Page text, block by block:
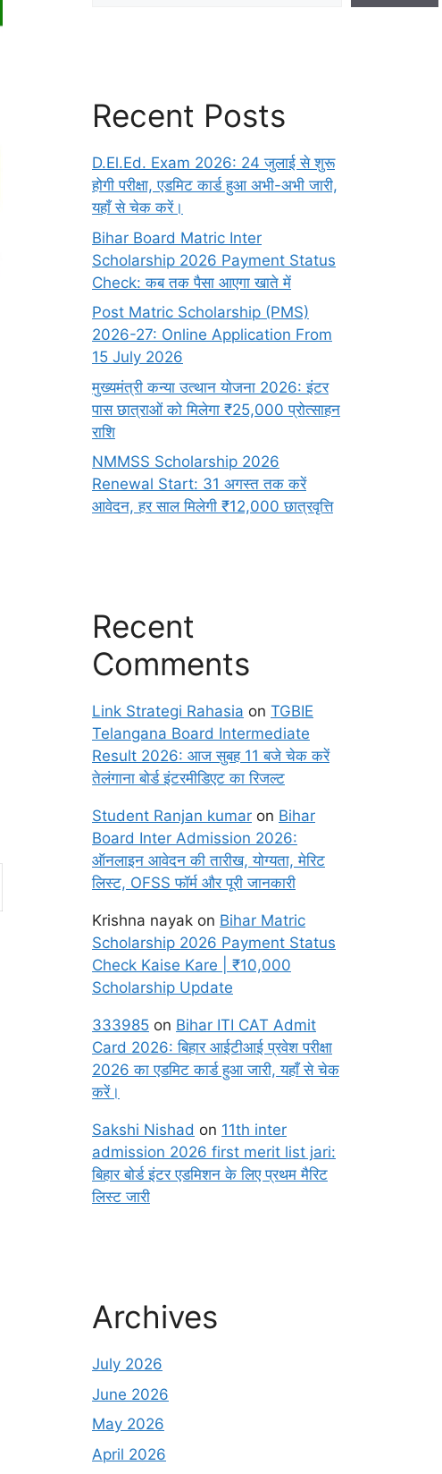
Recent Posts
D.El.Ed. Exam 2026: 24 जुलाई से शुरू
होगी परीक्षा, एडमिट कार्ड हुआ अभी-अभी जारी,
यहाँ से चेक करें।
Bihar Board Matric Inter
Scholarship 2026 Payment Status
Check: कब तक पैसा आएगा खाते में
Post Matric Scholarship (PMS)
2026-27: Online Application From
15 July 2026
मुख्यमंत्री कन्या उत्थान योजना 2026: इंटर
पास छात्राओं को मिलेगा ₹25,000 प्रोत्साहन
राशि
NMMSS Scholarship 2026
Renewal Start: 31 अगस्त तक करें
आवेदन, हर साल मिलेगी ₹12,000 छात्रवृत्ति
Recent
Comments
Link Strategi Rahasia on TGBIE
Telangana Board Intermediate
Result 2026: आज सुबह 11 बजे चेक करें
तेलंगाना बोर्ड इंटरमीडिएट का रिजल्ट
Student Ranjan kumar on Bihar
Board Inter Admission 2026:
ऑनलाइन आवेदन की तारीख, योग्यता, मेरिट
लिस्ट, OFSS फॉर्म और पूरी जानकारी
Krishna nayak on Bihar Matric
Scholarship 2026 Payment Status
Check Kaise Kare | ₹10,000
Scholarship Update
333985 on Bihar ITI CAT Admit
Card 2026: बिहार आईटीआई प्रवेश परीक्षा
2026 का एडमिट कार्ड हुआ जारी, यहाँ से चेक
करें।
Sakshi Nishad on 11th inter
admission 2026 first merit list jari:
बिहार बोर्ड इंटर एडमिशन के लिए प्रथम मैरिट
लिस्ट जारी
Archives
July 2026
June 2026
May 2026
April 2026